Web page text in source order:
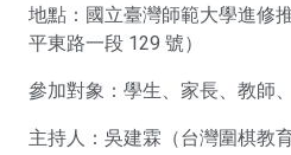
地點：國立臺灣師範大學進修
平東路一段 129 號）
參加對象：學生、家長、教師
主持人：吳建霖（台灣圍棋教